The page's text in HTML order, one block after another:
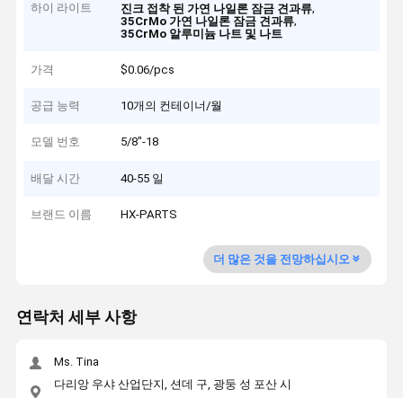
하이 라이트 진크 접착 된 가연 나일론 잠금 견과류,
35CrMo 가연 나일론 잠금 견과류,
35CrMo 알루미늄 나트 및 나트
가격 $0.06/pcs
공급 능력 10개의 컨테이너/월
모델 번호 5/8"-18
배달 시간 40-55 일
브랜드 이름 HX-PARTS
더 많은 것을 전망하십시오
연락처 세부 사항
Ms. Tina
다리앙 우샤 산업단지, 션데 구, 광둥 성 포산 시